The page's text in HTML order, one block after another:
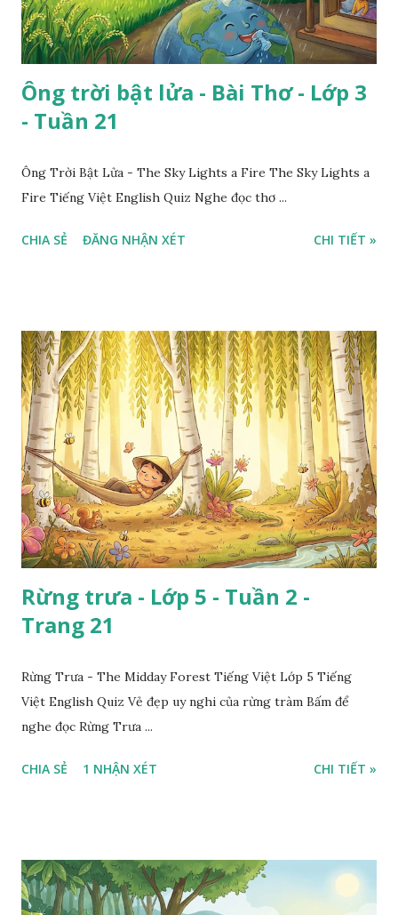
Ông trời bật lửa - Bài Thơ - Lớp 3
- Tuần 21
Ông Trời Bật Lửa - The Sky Lights a Fire The Sky Lights a
Fire Tiếng Việt English Quiz Nghe đọc thơ ...
CHIA SẺ ĐĂNG NHẬN XÉT CHI TIẾT »
Rừng trưa - Lớp 5 - Tuần 2 -
Trang 21
Rừng Trưa - The Midday Forest Tiếng Việt Lớp 5 Tiếng
Việt English Quiz Vẻ đẹp uy nghi của rừng tràm Bấm để
nghe đọc Rừng Trưa ...
CHIA SẺ 1 NHẬN XÉT CHI TIẾT »